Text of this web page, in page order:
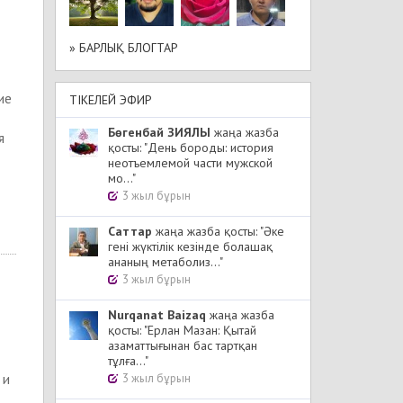
» БАРЛЫҚ БЛОГТАР
ТІКЕЛЕЙ ЭФИР
Бөгенбай ЗИЯЛЫ жаңа жазба
қосты: "День бороды: история
неотъемлемой части мужской
мо..."
3 жыл бұрын
Cаттар жаңа жазба қосты: "Әке
гені жүктілік кезінде болашақ
ананың метаболиз..."
3 жыл бұрын
Nurqanat Baizaq жаңа жазба
қосты: "Ерлан Мазан: Қытай
азаматтығынан бас тартқан
тұлға..."
3 жыл бұрын